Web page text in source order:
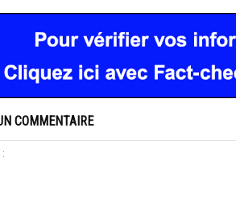
COMMENTAIRE